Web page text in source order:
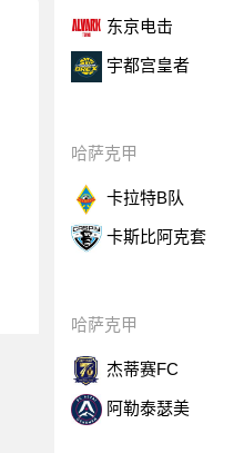
东京电击
宇都宫皇者
哈萨克甲
卡拉特B队
卡斯比阿克套
哈萨克甲
杰蒂赛FC
阿勒泰瑟美